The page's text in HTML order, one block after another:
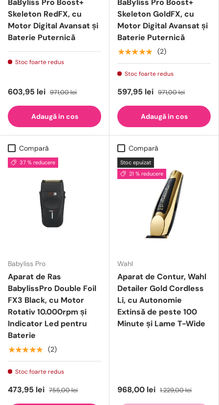
Skeleton RedFX, cu
Motor Digital Avansat și
Baterie Puternică
Stoc foarte redus
603,95 lei 971,00 lei
Adaugă in cos
Skeleton GoldFX, cu
Motor Digital Avansat și
Baterie Puternică
★★★★★ (2)
Stoc foarte redus
597,95 lei 971,00 lei
Adaugă in cos
Compară
37 % reducere
Babyliss Pro
Aparat de Ras
BabylissPro Double Foil
FX3 Black, cu Motor
Rotativ 10.000rpm și
Indicator Led pentru
Baterie
★★★★★ (2)
Stoc foarte redus
473,95 lei 755,00 lei
Compară
Stoc epuizat
21 % reducere
Wahl
Aparat de Contur, Wahl
Detailer Gold Cordless
Li, cu Autonomie
Extinsă de peste 100
Minute și Lame T-Wide
968,00 lei 1.229,00 lei